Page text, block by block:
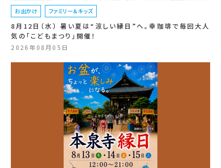
お出かけ ファミリー＆キッズ
8月12日（水） 暑い夏は“涼しい縁日”へ。幸珈琲で毎回大人
気の「こどもまつり」開催！
2026年08月05日